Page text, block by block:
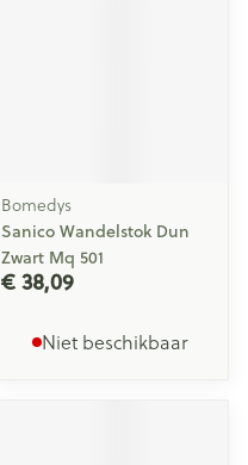
Bomedys
Sanico Wandelstok Dun
Zwart Mq 501
€ 38,09
Niet beschikbaar